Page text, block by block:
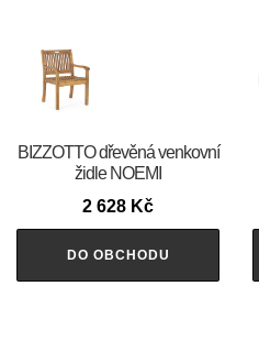
BIZZOTTO dřevěná venkovní
židle NOEMI
2 628 Kč
DO OBCHODU